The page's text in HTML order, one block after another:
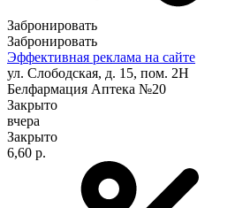
Забронировать
Забронировать
Эффективная реклама на сайте
ул. Слободская, д. 15, пом. 2Н
Белфармация Аптека №20
Закрыто
вчера
Закрыто
6,60 р.